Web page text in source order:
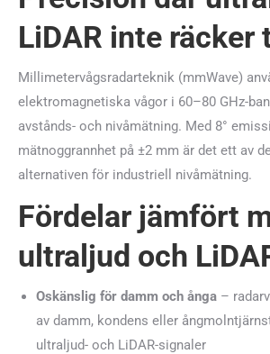
LiDAR inte räcker
Millimetervågsradarteknik (mmWave)
elektromagnetiska vågor i 60–80 GHz-
avstånds- och nivåmätning. Med 8°
mätnoggrannhet på ±2 mm är det ett av
alternativen för industriell nivåmätning.
Fördelar jämfört
ultraljud och
Oskänslig för damm och ånga –
av damm, kondens eller
ultraljud- och LiDAR-signaler